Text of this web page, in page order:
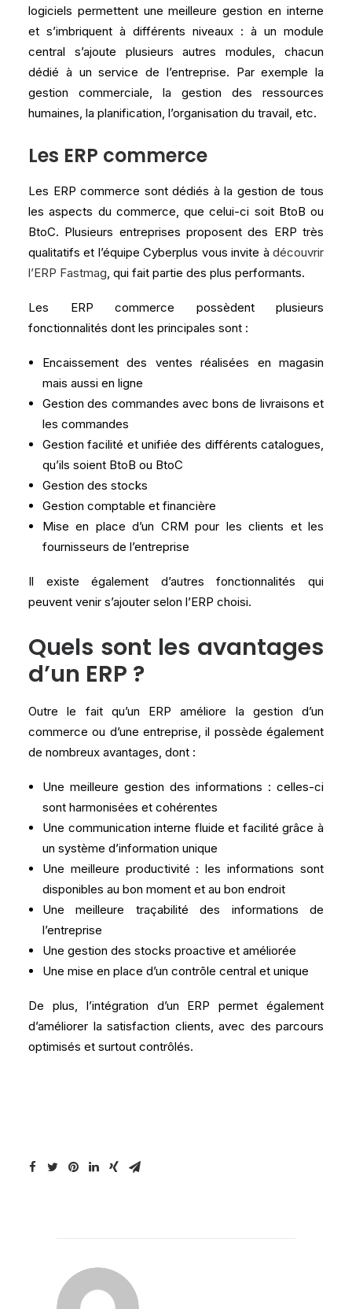
logiciels permettent une meilleure gestion en interne
et s’imbriquent à différents niveaux : à un module
central s’ajoute plusieurs autres modules, chacun
dédié à un service de l’entreprise. Par exemple la
gestion commerciale, la gestion des ressources
humaines, la planification, l’organisation du travail, etc.
Les ERP commerce
Les ERP commerce sont dédiés à la gestion de tous
les aspects du commerce, que celui-ci soit BtoB ou
BtoC. Plusieurs entreprises proposent des ERP très
qualitatifs et l’équipe Cyberplus vous invite à découvrir
l’ERP Fastmag, qui fait partie des plus performants.
Les ERP commerce possèdent plusieurs
fonctionnalités dont les principales sont :
Encaissement des ventes réalisées en magasin
mais aussi en ligne
Gestion des commandes avec bons de livraisons et
les commandes
Gestion facilité et unifiée des différents catalogues,
qu’ils soient BtoB ou BtoC
Gestion des stocks
Gestion comptable et financière
Mise en place d’un CRM pour les clients et les
fournisseurs de l’entreprise
Il existe également d’autres fonctionnalités qui
peuvent venir s’ajouter selon l’ERP choisi.
Quels sont les avantages
d’un ERP ?
Outre le fait qu’un ERP améliore la gestion d’un
commerce ou d’une entreprise, il possède également
de nombreux avantages, dont :
Une meilleure gestion des informations : celles-ci
sont harmonisées et cohérentes
Une communication interne fluide et facilité grâce à
un système d’information unique
Une meilleure productivité : les informations sont
disponibles au bon moment et au bon endroit
Une meilleure traçabilité des informations de
l’entreprise
Une gestion des stocks proactive et améliorée
Une mise en place d’un contrôle central et unique
De plus, l’intégration d’un ERP permet également
d’améliorer la satisfaction clients, avec des parcours
optimisés et surtout contrôlés.